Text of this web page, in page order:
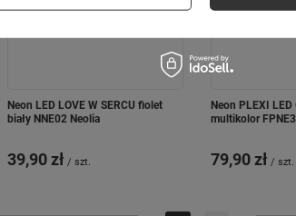
Neon LED LOVE W SERCU fiolet
biały NNE02 Neolia
39,90 zł / szt.
Neon PLEXI
multikolor
79,90 zł / szt.